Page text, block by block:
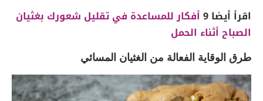
اقرأ أيضا 9
أفكار للمساعدة في تقليل شعورك بغثيان
الصباح أثناء الحمل
طرق الوقاية الفعالة من الغثيان المسائي